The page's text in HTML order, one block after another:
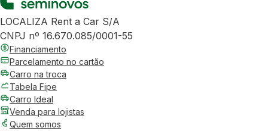
LOCALIZA Rent a Car S/A
CNPJ nº 16.670.085/0001-55
Financiamento
Parcelamento no cartão
Carro na troca
Tabela Fipe
Carro Ideal
Venda para lojistas
Quem somos